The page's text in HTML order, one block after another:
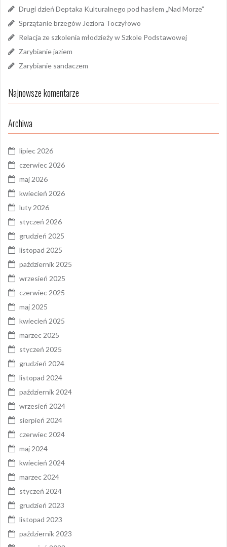
Drugi dzień Deptaka Kulturalnego pod hasłem „Nad Morze”
Sprzątanie brzegów Jeziora Toczyłowo
Relacja ze szkolenia młodzieży w Szkole Podstawowej
Zarybianie jaziem
Zarybianie sandaczem
Najnowsze komentarze
Archiwa
lipiec 2026
czerwiec 2026
maj 2026
kwiecień 2026
luty 2026
styczeń 2026
grudzień 2025
listopad 2025
październik 2025
wrzesień 2025
czerwiec 2025
maj 2025
kwiecień 2025
marzec 2025
styczeń 2025
grudzień 2024
listopad 2024
październik 2024
wrzesień 2024
sierpień 2024
czerwiec 2024
maj 2024
kwiecień 2024
marzec 2024
styczeń 2024
grudzień 2023
listopad 2023
październik 2023